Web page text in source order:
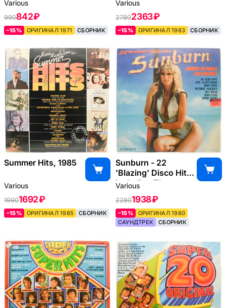
Various
990842 ₽
–15% ОРИГИНАЛ 1971 СБОРНИК
Various
27802363 ₽
–15% ОРИГИНАЛ 1983 СБОРНИК
Summer Hits, 1985
Various
19901692 ₽
–15% ОРИГИНАЛ 1985 СБОРНИК
Sunburn - 22
'Blazing' Disco Hits
Including The
(UK), 1980
Various
22801938 ₽
–15%
ОРИГИНАЛ 1980
САУНДТРЕК
СБОРНИК